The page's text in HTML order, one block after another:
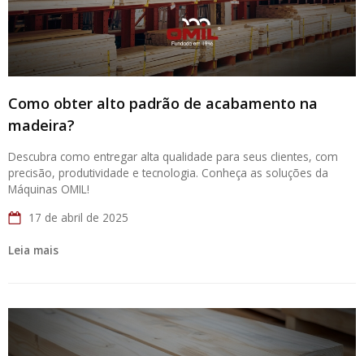
Como obter alto padrão de acabamento na
madeira?
Descubra como entregar alta qualidade para seus clientes, com
precisão, produtividade e tecnologia. Conheça as soluções da
Máquinas OMIL!
17 de abril de 2025
Leia mais